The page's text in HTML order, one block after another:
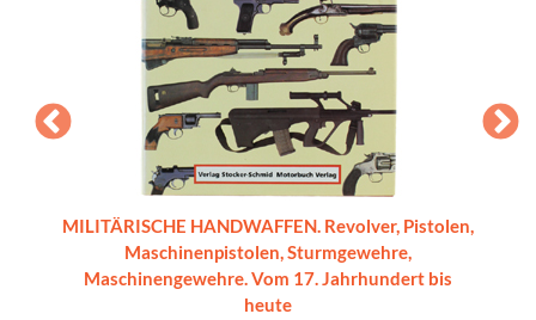
MILITÄRISCHE HANDWAFFEN. Revolver, Pistolen,
Maschinenpistolen, Sturmgewehre,
Maschinengewehre. Vom 17. Jahrhundert bis
heute